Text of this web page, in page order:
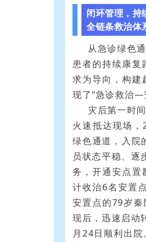
闭环管理，持
全链条救治体
从急诊绿色
患者的持续康
求为导向，构建
现了“急诊救治
灾后第一时
火速抵达现场
绿色通道，入院
员状态平稳、逐
务，开通安点置
计收治6名安置
安置点的79岁
现后，迅速启动
月24日顺利出